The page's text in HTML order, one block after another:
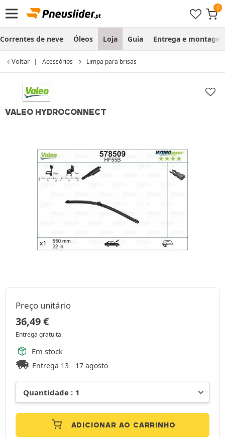
Correntes de neve Óleos Loja Guia Entrega e
Voltar Acessórios Limpa para brisas
VALEO HYDROCONNECT
Preço unitário
36,49€
Entrega gratuita
Em stock
Entrega 13 - 17 agosto
ADICIONAR AO CARRINHO